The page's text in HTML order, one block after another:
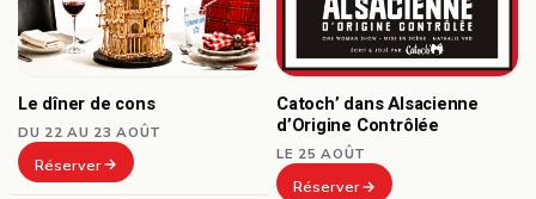
Le dîner de cons
DU 22 AU 23 AOÛT
Réserver
Catoch’ dans Alsacienne
d’Origine Contrôlée
LE 25 AOÛT
Réserver